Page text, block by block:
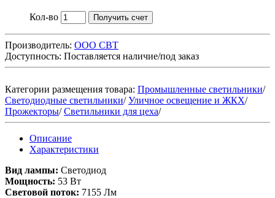
Кол-во Получить счет
Производитель: ООО СВТ
Доступность: Поставляется наличие/под заказ
Категории размещения товара: Промышленные светильники/
Светодиодные светильники/Уличное освещение и ЖКХ/
Прожекторы/Светильники для цеха/
Описание
Характеристики
Вид лампы: Светодиод
Мощность: 53 Вт
Световой поток: 7155 Лм